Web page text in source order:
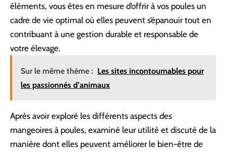
éléments, vous êtes en mesure d’offrir à vos poules un
cadre de vie optimal où elles peuvent s’épanouir tout en
contribuant à une gestion durable et responsable de
votre élevage.
Sur le même thème : Les sites incontournables pour
les passionnés d’animaux
Après avoir exploré les différents aspects des
mangeoires à poules, examiné leur utilité et discuté de la
manière dont elles peuvent améliorer le bien-être de